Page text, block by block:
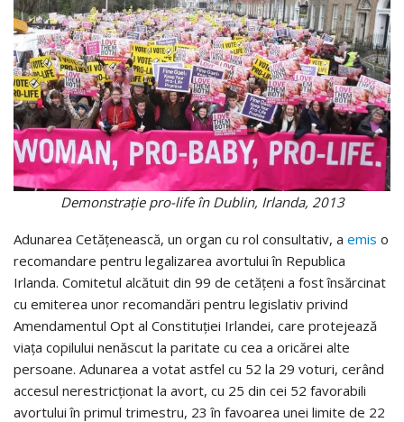
Demonstrație pro-life în Dublin, Irlanda, 2013
Adunarea Cetățenească, un organ cu rol consultativ, a emis o
recomandare pentru legalizarea avortului în Republica
Irlanda. Comitetul alcătuit din 99 de cetățeni a fost însărcinat
cu emiterea unor recomandări pentru legislativ privind
Amendamentul Opt al Constituției Irlandei, care protejează
viața copilului nenăscut la paritate cu cea a oricărei alte
persoane. Adunarea a votat astfel cu 52 la 29 voturi, cerând
accesul nerestricționat la avort, cu 25 din cei 52 favorabili
avortului în primul trimestru, 23 în favoarea unei limite de 22